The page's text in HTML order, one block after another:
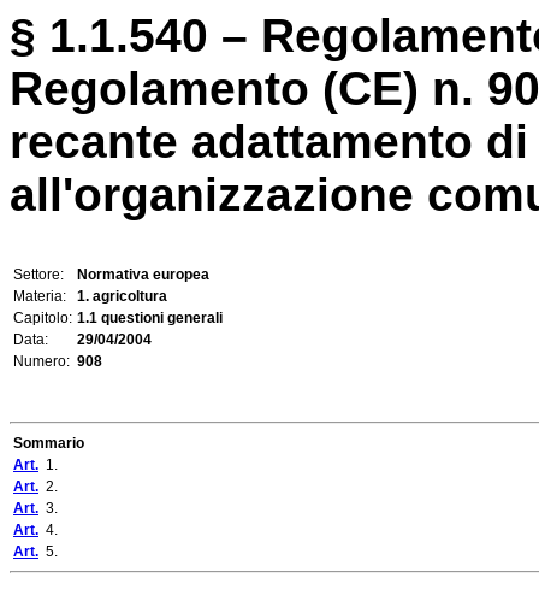
§ 1.1.540 –
Regolamento (CE) n.
recante adattamento
all'organizzazione
Settore:
Normativa europea
Materia:
1. agricoltura
Capitolo: 1.1 questioni generali
Data:
29/04/2004
Numero: 908
Sommario
Art. 1.
Art. 2.
Art. 3.
Art. 4.
Art. 5.